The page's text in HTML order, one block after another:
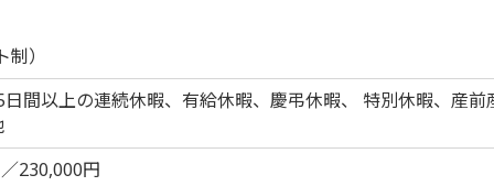
）
間以上の連続休暇、有給休暇、慶弔休暇、 特別休暇、産
230,000円